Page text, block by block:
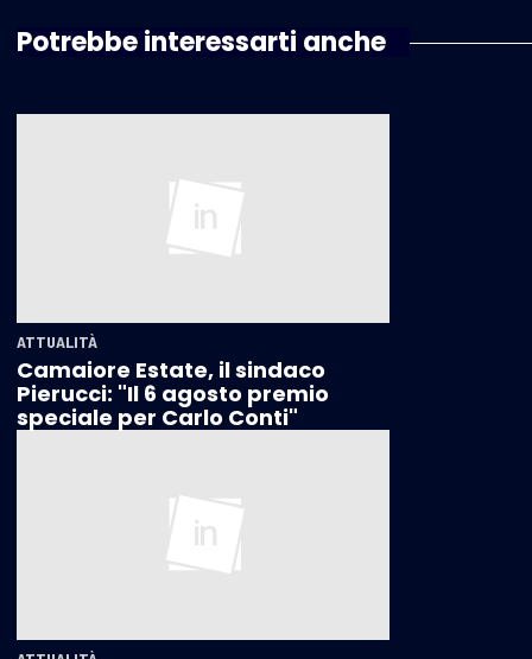
Potrebbe interessarti anche
ATTUALITÀ
Camaiore Estate, il sindaco
Pierucci: "Il 6 agosto premio
speciale per Carlo Conti"